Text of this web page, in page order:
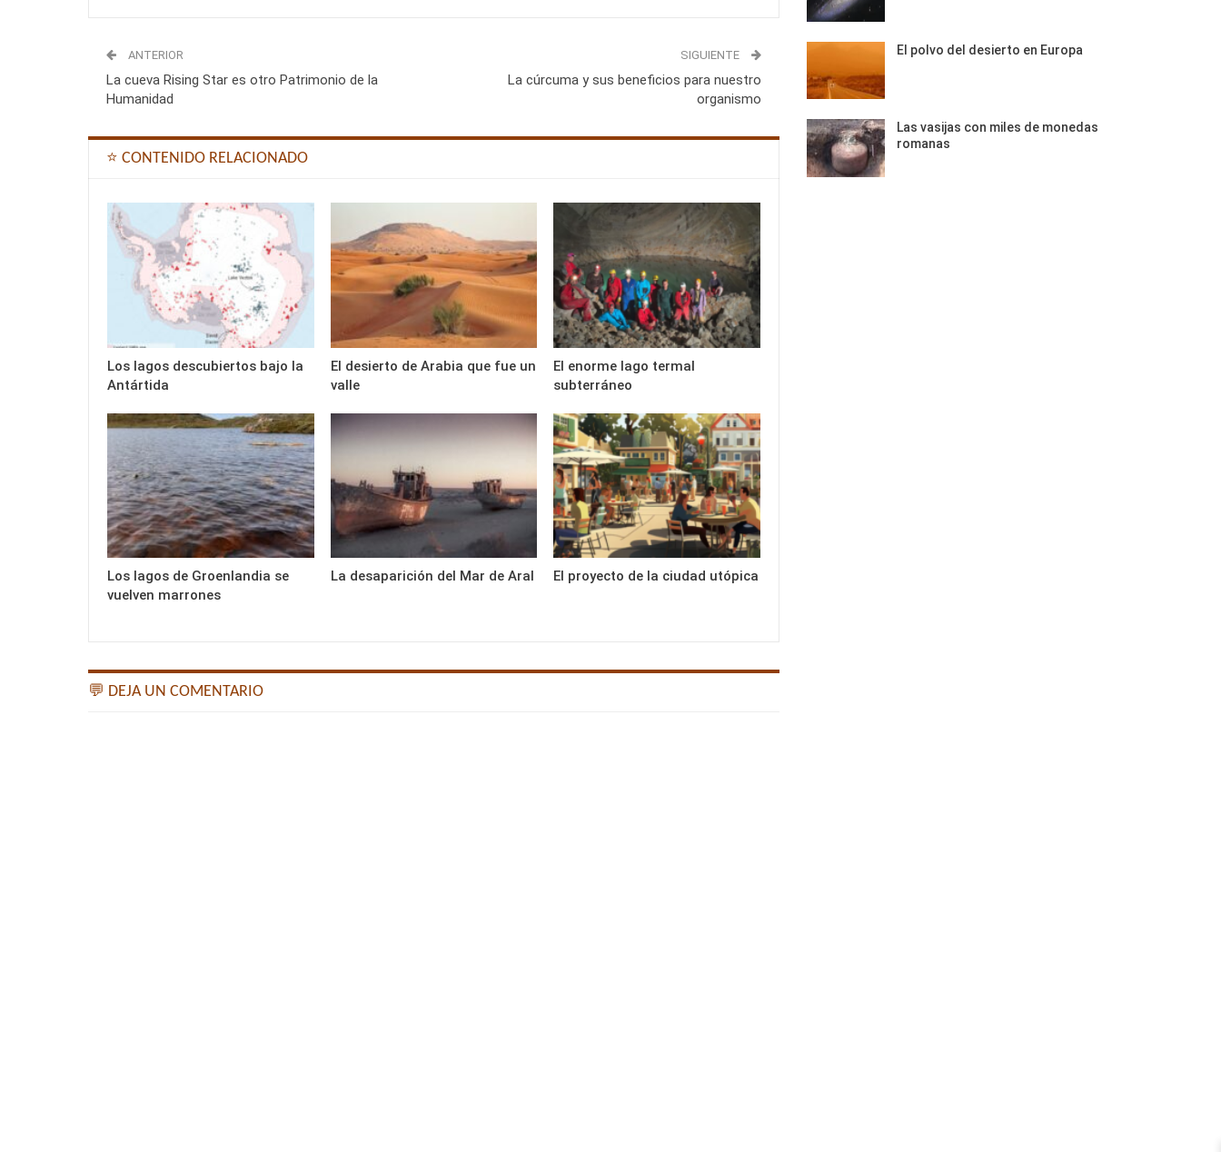
ANTERIOR
La cueva Rising Star es otro Patrimonio de la
Humanidad
SIGUIENTE
La cúrcuma y sus beneficios para nuestro
organismo
⭐ CONTENIDO RELACIONADO
Los lagos descubiertos bajo la
Antártida
El desierto de Arabia que fue un
valle
El enorme lago termal
subterráneo
Los lagos de Groenlandia se
vuelven marrones
La desaparición del Mar de Aral El proyecto de la ciudad utópica
💬 DEJA UN COMENTARIO
El polvo del desierto en Europa
Las vasijas con miles de monedas
romanas